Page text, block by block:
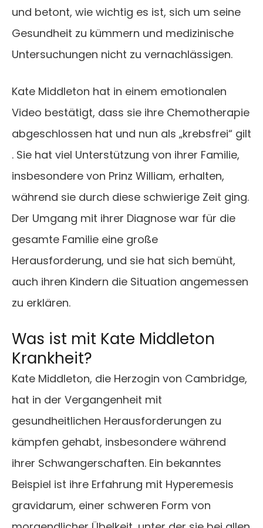
und betont, wie wichtig es ist, sich um seine
Gesundheit zu kümmern und medizinische
Untersuchungen nicht zu vernachlässigen.​
Kate Middleton hat in einem emotionalen
Video bestätigt, dass sie ihre Chemotherapie
abgeschlossen hat und nun als „krebsfrei“ gilt​
. Sie hat viel Unterstützung von ihrer Familie,
insbesondere von Prinz William, erhalten,
während sie durch diese schwierige Zeit ging.
Der Umgang mit ihrer Diagnose war für die
gesamte Familie eine große
Herausforderung, und sie hat sich bemüht,
auch ihren Kindern die Situation angemessen
zu erklären​.
Was ist mit Kate Middleton
Krankheit?
Kate Middleton, die Herzogin von Cambridge,
hat in der Vergangenheit mit
gesundheitlichen Herausforderungen zu
kämpfen gehabt, insbesondere während
ihrer Schwangerschaften. Ein bekanntes
Beispiel ist ihre Erfahrung mit Hyperemesis
gravidarum, einer schweren Form von